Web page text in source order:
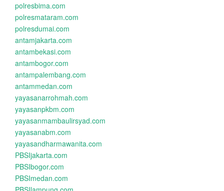
polresbima.com
polresmataram.com
polresdumai.com
antamjakarta.com
antambekasi.com
antambogor.com
antampalembang.com
antammedan.com
yayasanarrohmah.com
yayasanpkbm.com
yayasanmambaulirsyad.com
yayasanabm.com
yayasandharmawanita.com
PBSIjakarta.com
PBSIbogor.com
PBSImedan.com